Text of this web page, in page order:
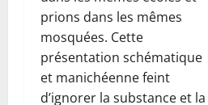
prions dans les mêmes
mosquées. Cette
présentation schématique
et manichéenne feint
d’ignorer la substance et la